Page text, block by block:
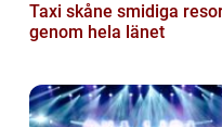
Taxi skåne smidiga resor
genom hela länet